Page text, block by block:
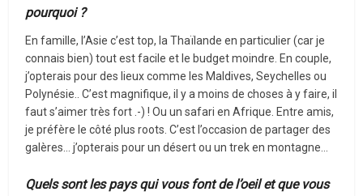
pourquoi ?
En famille, l’Asie c’est top, la Thaïlande en particulier (car je
connais bien) tout est facile et le budget moindre. En couple,
j’opterais pour des lieux comme les Maldives, Seychelles ou
Polynésie.. C’est magnifique, il y a moins de choses à y faire, il
faut s’aimer très fort .-) ! Ou un safari en Afrique. Entre amis,
je préfère le côté plus roots. C’est l’occasion de partager des
galères… j’opterais pour un désert ou un trek en montagne…
Quels sont les pays qui vous font de l’oeil et que vous